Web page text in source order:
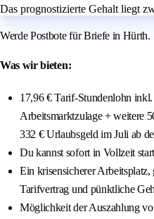
Das prognostizierte Gehalt liegt
Werde Postbote für Briefe in Hürth.
Was wir bieten:
17,96 € Tarif-Stundenlohn
Arbeitsmarktzulage + weitere
332 € Urlaubsgeld im Juli ab
Du kannst sofort in Vollzeit
Ein krisensicherer Arbeitsplatz,
Tarifvertrag und pünktliche
Möglichkeit der Auszahlung